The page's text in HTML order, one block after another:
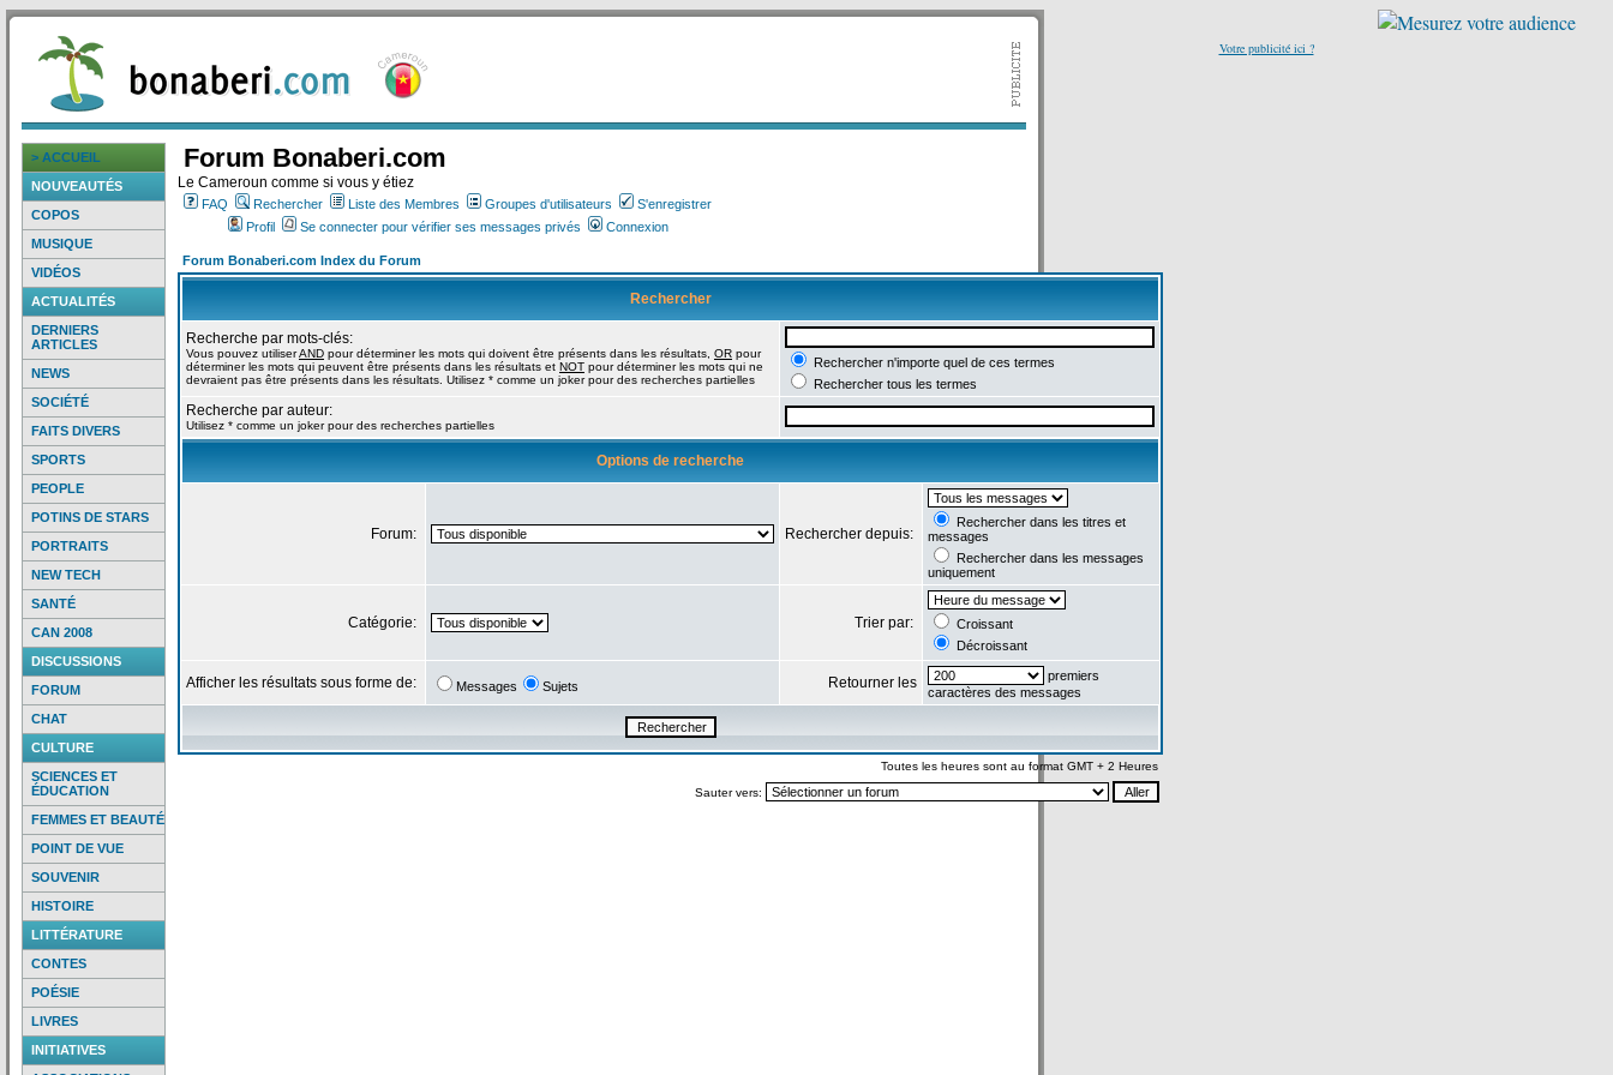
> ACCUEIL
NOUVEAUTÉS
COPOS
MUSIQUE
VIDÉOS
ACTUALITÉS
DERNIERS
ARTICLES
NEWS
SOCIÉTÉ
FAITS DIVERS
SPORTS
PEOPLE
POTINS DE STARS
PORTRAITS
NEW TECH
SANTÉ
CAN 2008
DISCUSSIONS
FORUM
CHAT
CULTURE
SCIENCES ET
ÉDUCATION
FEMMES ET BEAUTÉ
POINT DE VUE
SOUVENIR
HISTOIRE
LITTÉRATURE
CONTES
POÉSIE
LIVRES
INITIATIVES
Forum Bonaberi.com
Le Cameroun comme si vous y étiez
FAQ Rechercher Liste des Membres Groupes d'utilisateurs
S'enregistrer
Profil
Se connecter pour vérifier ses messages privés Connexion
Forum Bonaberi.com Index du Forum
Rechercher
Recherche par mots-clés:
Vous pouvez utiliserAND pour déterminer les mots qui doivent être présents dans les résultats, OR pour
déterminer les mots qui peuvent être présents dans les résultats et NOT pour déterminer les mots qui ne
devraient pas être présents dans les résultats. Utilisez * comme un joker pour des recherches partielles
Rechercher n'importe quel de ces termes
Rechercher tous les termes
Recherche par auteur:
Utilisez * comme un joker pour des recherches partielles
Options de recherche
Forum: Rechercher depuis:
Rechercher dans les titres et
messages
Rechercher dans les messages
uniquement
Catégorie: Trier par:
Croissant
Décroissant
Afficher les résultats sous forme de: Messages Sujets Retourner les
premiers
caractères des messages
Toutes les heures sont au format GMT + 2 Heures
Sauter vers:
Votre publicité ici ?